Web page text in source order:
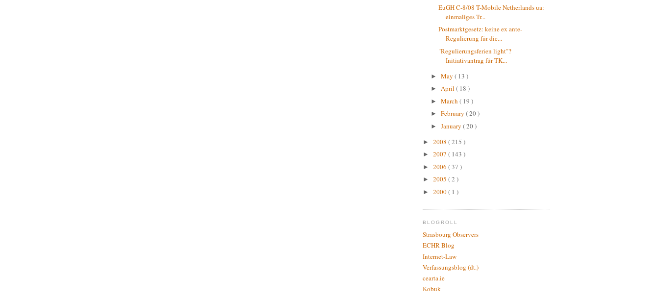
EuGH C-8/08 T-Mobile Netherlands ua:
einmaliges Tr...
Postmarktgesetz: keine ex ante-
Regulierung für die...
"Regulierungsferien light"?
Initiativantrag für TK...
► May ( 13 )
► April ( 18 )
► March ( 19 )
► February ( 20 )
► January ( 20 )
► 2008 ( 215 )
► 2007 ( 143 )
► 2006 ( 37 )
► 2005 ( 2 )
► 2000( 1 )
BLOGROLL
Strasbourg Observers
ECHR Blog
Internet-Law
Verfassungsblog (dt.)
cearta.ie
Kobuk